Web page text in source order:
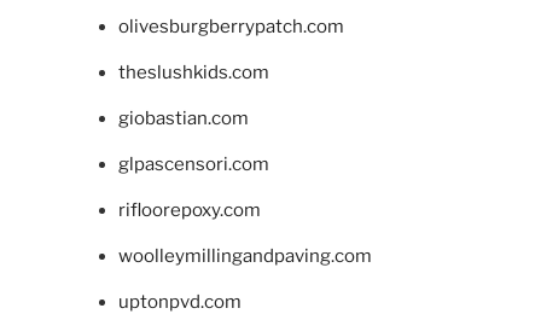
olivesburgberrypatch.com
theslushkids.com
giobastian.com
glpascensori.com
rifloorepoxy.com
woolleymillingandpaving.com
uptonpvd.com